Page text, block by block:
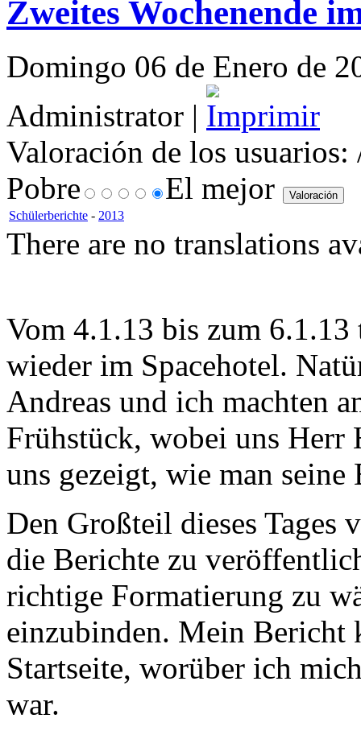
Zweites Wochenende
Domingo 06 de Enero de
Administrator |
Valoración de los usuarios:
Pobre
El mejor
Schülerberichte - 2013
There are no translations
Vom 4.1.13 bis zum
wieder im Spacehotel.
Andreas und ich machten
Frühstück, wobei uns Herr
uns gezeigt, wie man
Den Großteil dieses Tages
die Berichte zu
richtige Formatierung zu
einzubinden. Mein Bericht
Startseite, worüber ich
war.